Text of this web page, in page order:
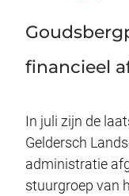
financieel
In juli zijn de
Geldersch
administratie
stuurgroep van